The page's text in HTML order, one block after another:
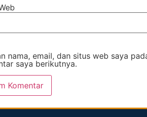
nama, email, dan situs web saya
saya berikutnya.